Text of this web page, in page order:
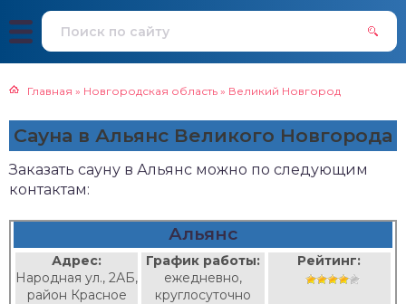
Главная » Новгородская область » Великий Новгород
Сауна в Альянс Великого Новгорода
Заказать сауну в Альянс можно по следующим
контактам:
Альянс
Адрес:
Народная ул., 2АБ,
район Красное
График работы:
ежедневно,
круглосуточно
Рейтинг: